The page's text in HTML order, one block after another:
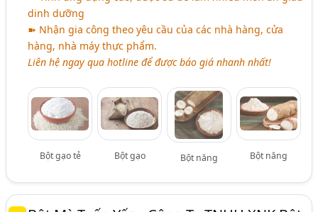
dinh dưỡng
➽ Nhận gia công theo yêu cầu của các nhà hàng, cửa
hàng, nhà máy thực phẩm.
Liên hệ ngay qua hotline để được báo giá nhanh nhất!
Bột gạo tẻ Bột gạo Bột năng Bột năng